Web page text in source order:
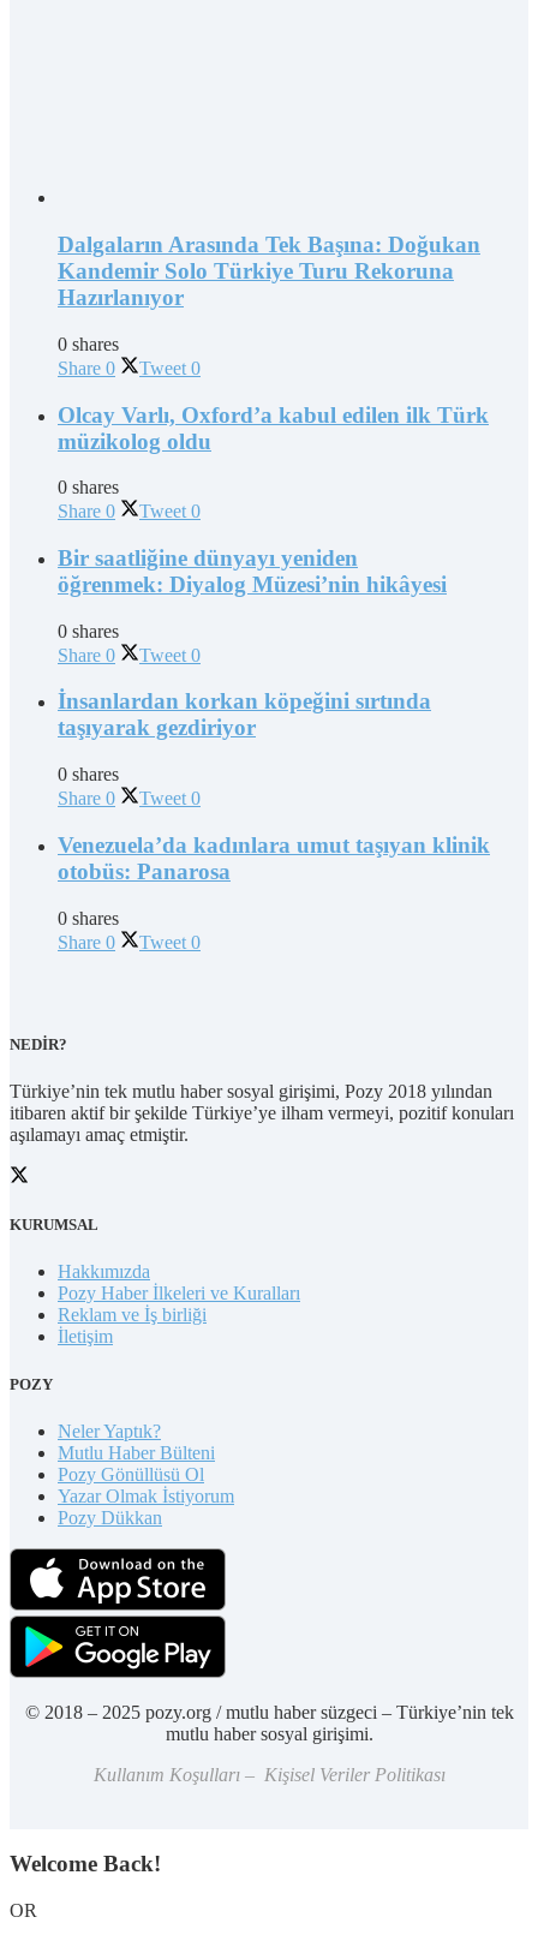
Dalgaların Arasında Tek Başına: Doğukan
Kandemir Solo Türkiye Turu Rekoruna
Hazırlanıyor
0 shares
Share 0 Tweet 0
Olcay Varlı, Oxford’a kabul edilen ilk Türk
müzikolog oldu
0 shares
Share 0 Tweet 0
Bir saatliğine dünyayı yeniden
öğrenmek: Diyalog Müzesi’nin hikâyesi
0 shares
Share 0 Tweet 0
İnsanlardan korkan köpeğini sırtında
taşıyarak gezdiriyor
0 shares
Share 0 Tweet 0
Venezuela’da kadınlara umut taşıyan klinik
otobüs: Panarosa
0 shares
Share 0 Tweet 0
NEDİR?
Türkiye’nin tek mutlu haber sosyal girişimi, Pozy 2018 yılından
itibaren aktif bir şekilde Türkiye’ye ilham vermeyi, pozitif konuları
aşılamayı amaç etmiştir.
KURUMSAL
Hakkımızda
Pozy Haber İlkeleri ve Kuralları
Reklam ve İş birliği
İletişim
POZY
Neler Yaptık?
Mutlu Haber Bülteni
Pozy Gönüllüsü Ol
Yazar Olmak İstiyorum
Pozy Dükkan
© 2018 – 2025 pozy.org / mutlu haber süzgeci – Türkiye’nin tek
mutlu haber sosyal girişimi.
Kullanım Koşulları – Kişisel Veriler Politikası
Welcome Back!
OR